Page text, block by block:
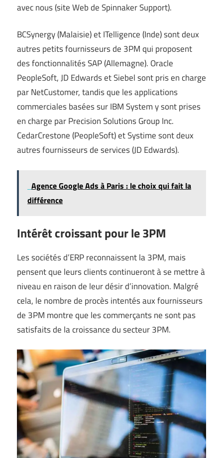
avec nous (site Web de Spinnaker Support).
BCSynergy (Malaisie) et ITelligence (Inde) sont deux
autres petits fournisseurs de 3PM qui proposent
des fonctionnalités SAP (Allemagne). Oracle
PeopleSoft, JD Edwards et Siebel sont pris en charge
par NetCustomer, tandis que les applications
commerciales basées sur IBM System y sont prises
en charge par Precision Solutions Group Inc.
CedarCrestone (PeopleSoft) et Systime sont deux
autres fournisseurs de services (JD Edwards).
Agence Google Ads à Paris : le choix qui fait la
différence
Intérêt croissant pour le 3PM
Les sociétés d’ERP reconnaissent la 3PM, mais
pensent que leurs clients continueront à se mettre à
niveau en raison de leur désir d’innovation. Malgré
cela, le nombre de procès intentés aux fournisseurs
de 3PM montre que les commerçants ne sont pas
satisfaits de la croissance du secteur 3PM.